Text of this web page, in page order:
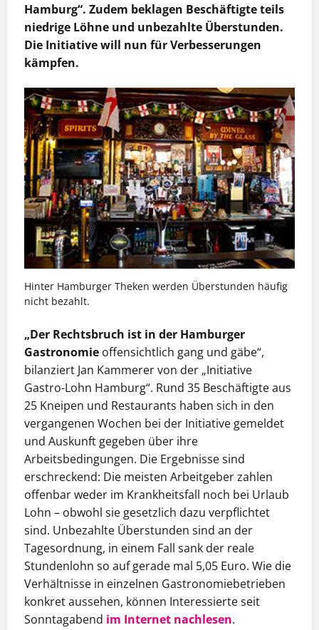
Hamburg“. Zudem beklagen Beschäftigte teils
niedrige Löhne und unbezahlte Überstunden.
Die Initiative will nun für Verbesserungen
kämpfen.
Hinter Hamburger Theken werden Überstunden häufig
nicht bezahlt.
„Der Rechtsbruch ist in der Hamburger
Gastronomie offensichtlich gang und gäbe“,
bilanziert Jan Kammerer von der „Initiative
Gastro-Lohn Hamburg“. Rund 35 Beschäftigte aus
25 Kneipen und Restaurants haben sich in den
vergangenen Wochen bei der Initiative gemeldet
und Auskunft gegeben über ihre
Arbeitsbedingungen. Die Ergebnisse sind
erschreckend: Die meisten Arbeitgeber zahlen
offenbar weder im Krankheitsfall noch bei Urlaub
Lohn – obwohl sie gesetzlich dazu verpflichtet
sind. Unbezahlte Überstunden sind an der
Tagesordnung, in einem Fall sank der reale
Stundenlohn so auf gerade mal 5,05 Euro. Wie die
Verhältnisse in einzelnen Gastronomiebetrieben
konkret aussehen, können Interessierte seit
Sonntagabend im Internet nachlesen.